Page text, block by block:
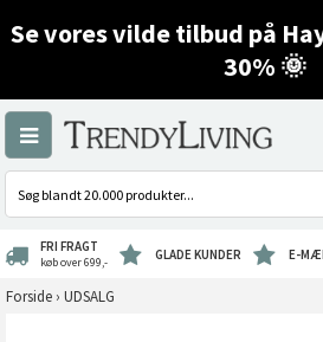
Se vores vilde tilbud på
30% 🌞
FRI FRAGT
køb over 699,- GLADE KUNDER E-
Forside › UDSALG